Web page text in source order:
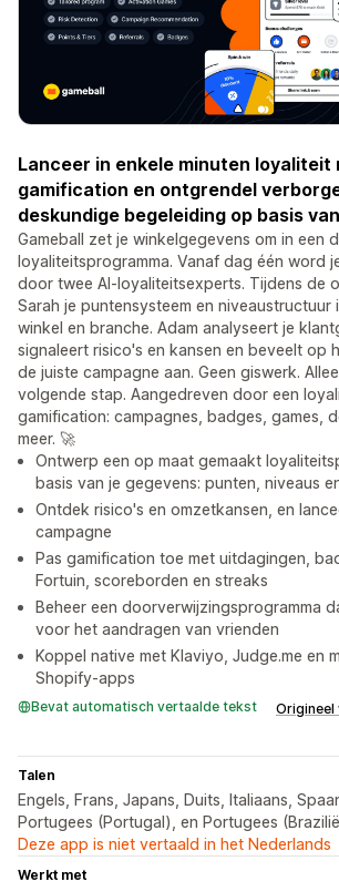
Lanceer in enkele minuten loyaliteit
gamification en ontgrendel
deskundige begeleiding op basis
Gameball zet je winkelgegevens om in een
loyaliteitsprogramma. Vanaf dag één word
door twee AI-loyaliteitsexperts. Tijdens de
Sarah je puntensysteem en niveaustructuur
winkel en branche. Adam analyseert je
signaleert risico's en kansen en beveelt op
de juiste campagne aan. Geen giswerk.
volgende stap. Aangedreven door een
gamification: campagnes, badges, games,
meer. 🚀
Ontwerp een op maat gemaakt
basis van je gegevens: punten, niveaus
Ontdek risico's en omzetkansen, en
campagne
Pas gamification toe met uitdagingen,
Fortuin, scoreborden en streaks
Beheer een doorverwijzingsprogramma
voor het aandragen van vrienden
Koppel native met Klaviyo, Judge.me en
Shopify-apps
Bevat automatisch vertaalde tekst Origineel
Talen
Engels, Frans, Japans, Duits, Italiaans,
Portugees (Portugal), en Portugees
Deze app is niet vertaald in het Nederlands
Werkt met